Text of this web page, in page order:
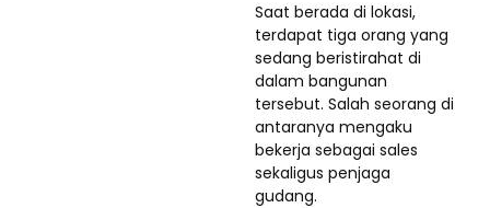
Saat berada di lokasi,
terdapat tiga orang yang
sedang beristirahat di
dalam bangunan
tersebut. Salah seorang di
antaranya mengaku
bekerja sebagai sales
sekaligus penjaga
gudang.